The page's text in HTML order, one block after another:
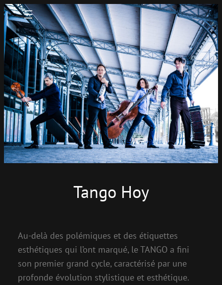
Tango Hoy
Au-delà des polémiques et des étiquettes
esthétiques qui l’ont marqué, le TANGO a fini
son premier grand cycle, caractérisé par une
profonde évolution stylistique et esthétique.